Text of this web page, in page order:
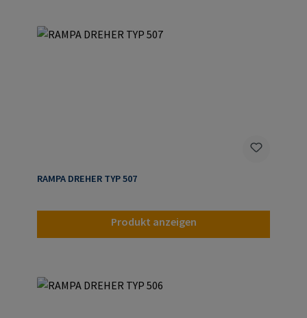
RAMPA DREHER TYP 507
Produkt anzeigen